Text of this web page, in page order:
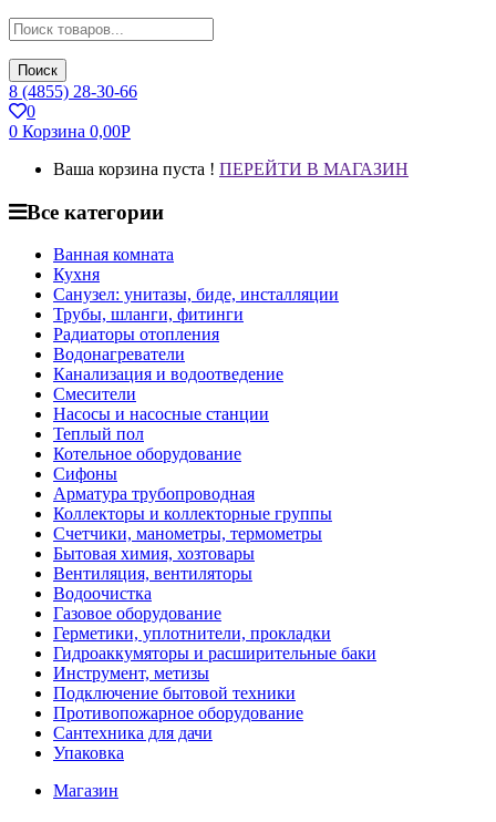
Поиск
8 (4855) 28-30-66
0
0 Корзина 0,00Р
Ваша корзина пуста ! ПЕРЕЙТИ В МАГАЗИН
Все категории
Ванная комната
Кухня
Санузел: унитазы, биде, инсталляции
Трубы, шланги, фитинги
Радиаторы отопления
Водонагреватели
Канализация и водоотведение
Смесители
Насосы и насосные станции
Теплый пол
Котельное оборудование
Сифоны
Арматура трубопроводная
Коллекторы и коллекторные группы
Счетчики, манометры, термометры
Бытовая химия, хозтовары
Вентиляция, вентиляторы
Водоочистка
Газовое оборудование
Герметики, уплотнители, прокладки
Гидроаккумяторы и расширительные баки
Инструмент, метизы
Подключение бытовой техники
Противопожарное оборудование
Сантехника для дачи
Упаковка
Магазин